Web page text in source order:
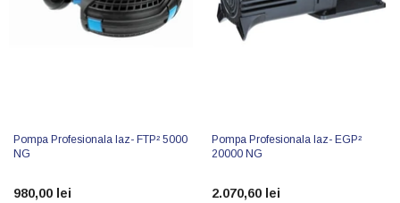
Pompa Profesionala Iaz- FTP² 5000
NG
980,00 lei
Pompa Profesionala Iaz- EGP²
20000 NG
2.070,60 lei